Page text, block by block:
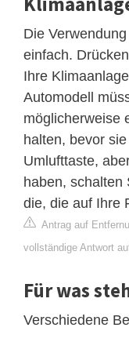
Die
einfach.
Ihre
Automodell
möglicherweise
halten, bevor
Umlufttaste,
haben, schalten
die, die auf Ihre
Antrag auf
vollständige Antwort
Für was
Verschiedene